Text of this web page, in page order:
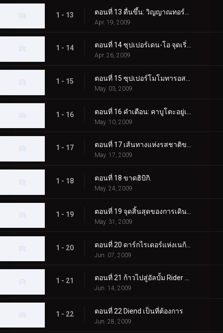
1 - 13
Apr. 19, 2009
1 - 14 ตอนที่ 14 ซุปเปอร์เดน-โอ จุดเริ่มต้น
Apr. 26, 2009
1 - 15
May. 03, 2009
1 - 16
May. 10, 2009
1 - 17 ตอนที่ 17 เส้นทางแห่งรสชาติของคุณยาย
May. 17, 2009
1 - 18 ตอนที่ 18 ขาดฮิบิกิ.
May. 24, 2009
1 - 19
May. 31, 2009
1 - 20
Jun. 07, 2009
1 - 21 ตอนที่ 21 ก้าวไปสู่อัลบั้ม Rider ฉบับสมบูรณ์
Jun. 14, 2009
1 - 22 ตอนที่ 22 Diend เป็นที่ต้องการ
Jun. 28, 2009